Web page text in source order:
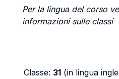
Per la lingua del corso
informazioni sulle classi
Classe: 31 (in lingua